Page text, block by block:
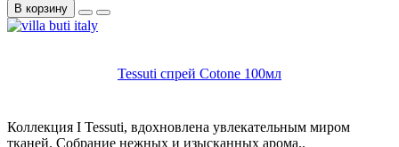
В корзину
Tessuti спрей Cotone 100мл
Коллекция I Tessuti, вдохновлена увлекательным миром
тканей. Собрание нежных и изысканных арома..